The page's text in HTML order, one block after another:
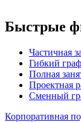
Быстрые
Частичная
Гибкий
Полная
Проектная
Сменный
Корпоративная